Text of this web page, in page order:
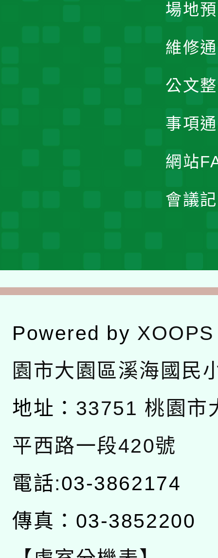
場地
維修
公文
事項
網站
會議
Powered by XOOPS
園市大園區溪海國民
地址： 33751 桃園市
平西路一段420號
電話:03-3862174
傳真：03-3852200